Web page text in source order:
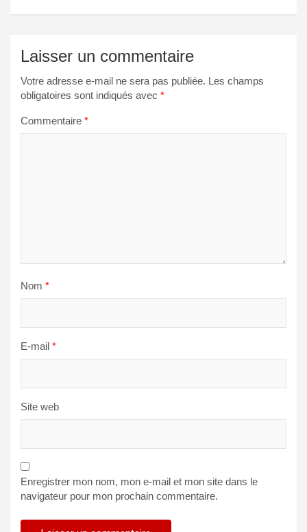
Laisser un commentaire
Votre adresse e-mail ne sera pas publiée. Les champs
obligatoires sont indiqués avec *
Commentaire *
Nom *
E-mail *
Site web
Enregistrer mon nom, mon e-mail et mon site dans le
navigateur pour mon prochain commentaire.